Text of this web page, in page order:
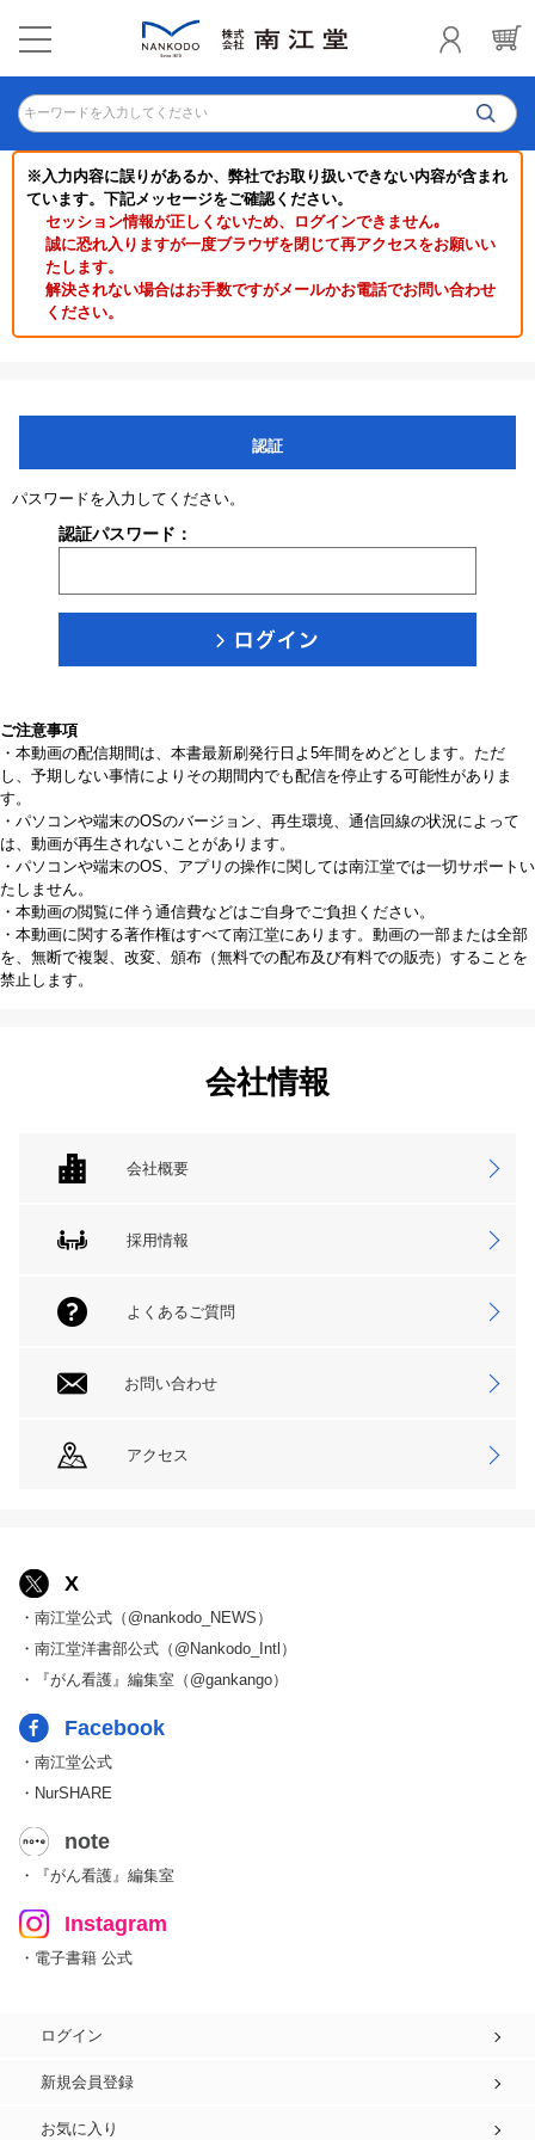
キーワードを入力してください
※入力内容に誤りがあるか、弊社でお取り扱いできない内容が含まれ
ています。下記メッセージをご確認ください。
セッション情報が正しくないため、ログインできません｡
誠に恐れ入りますが一度ブラウザを閉じて再アクセスをお願いい
たします。
解決されない場合はお手数ですがメールかお電話でお問い合わせ
ください。
認証
パスワードを入力してください。
認証パスワード：
ご注意事項
・本動画の配信期間は、本書最新刷発行日よ5年間をめどとします。ただ
し、予期しない事情によりその期間内でも配信を停止する可能性がありま
す。
・パソコンや端末のOSのバージョン、再生環境、通信回線の状況によって
は、動画が再生されないことがあります。
・パソコンや端末のOS、アプリの操作に関しては南江堂では一切サポートい
たしません。
・本動画の閲覧に伴う通信費などはご自身でご負担ください。
・本動画に関する著作権はすべて南江堂にあります。動画の一部または全部
を、無断で複製、改変、頒布（無料での配布及び有料での販売）することを
禁止します。
会社情報
会社概要
採用情報
よくあるご質問
お問い合わせ
アクセス
X
・南江堂公式（@nankodo_NEWS）
・南江堂洋書部公式（@Nankodo_Intl）
・『がん看護』編集室（@gankango）
Facebook
・南江堂公式
・NurSHARE
note
・『がん看護』編集室
Instagram
・電子書籍 公式
ログイン
新規会員登録
お気に入り